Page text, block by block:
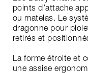
points d’attache
ou matelas. Le
dragonne pour
retirés et
La forme étroite et
une assise